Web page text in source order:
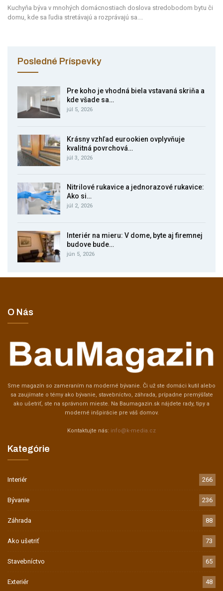
Kuchyňa býva v mnohých domácnostiach doslova stredobodom bytu či
domu, kde sa ľudia stretávajú a rozprávajú sa.…
Posledné Príspevky
Pre koho je vhodná biela vstavaná skriňa a
kde všade sa…
júl 5, 2026
Krásny vzhľad eurookien ovplyvňuje
kvalitná povrchová…
júl 3, 2026
Nitrilové rukavice a jednorazové rukavice:
Ako si…
júl 2, 2026
Interiér na mieru: V dome, byte aj firemnej
budove bude…
jún 5, 2026
O Nás
Sme magazín so zameraním na moderné bývanie. Či už ste domáci kutil alebo
sa zaujímate o témy ako bývanie, stavebníctvo, záhrada, prípadne premýšľate
ako ušetriť, ste na správnom mieste. Na Baumagazin.sk nájdete rady, tipy a
moderné inšpirácie pre váš domov.
Kontaktujte nás: info@k-media.cz
Kategórie
Interiér 266
Bývanie 236
Záhrada 88
Ako ušetriť 73
Stavebníctvo 65
Exteriér 48